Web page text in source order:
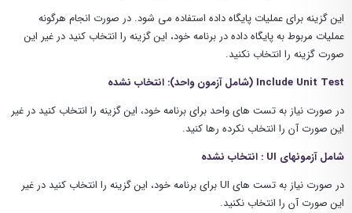
این گزینه برای عملیات پایگاه داده استفاده می شود. در صورت انجام هرگونه
عملیات مربوط به پایگاه داده در برنامه خود، این گزینه را انتخاب کنید در غیر این
صورت گزینه را انتخاب نکنید.
Include Unit Test (شامل آزمون واحد): انتخاب نشده
در صورت نیاز به تست های واحد برای برنامه خود، این گزینه را انتخاب کنید در غیر
این صورت آن را انتخاب نکرده رها کنید.
شامل آزمونهای UI : انتخاب نشده
در صورت نیاز به تست های UI برای برنامه خود، این گزینه را انتخاب کنید در غیر
این صورت آن را انتخاب نکنید.